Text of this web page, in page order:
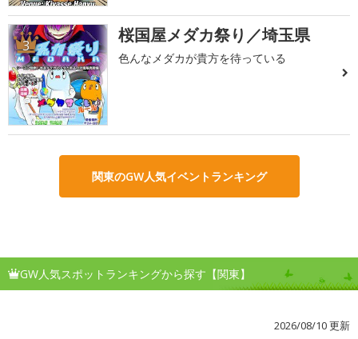
3 桜国屋メダカ祭り／埼玉県
色んなメダカが貴方を待っている
関東のGW人気イベントランキング
GW人気スポットランキングから探す【関東】
2026/08/10 更新